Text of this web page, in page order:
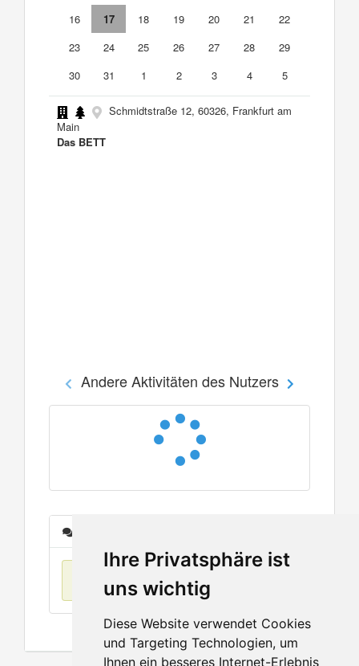
Ihre Privatsphäre ist
uns wichtig
Diese Website verwendet Cookies
und Targeting Technologien, um
Ihnen ein besseres Internet-Erlebnis
16
17 18 19 20 21
22
23
24 25 26 27 28
29
30
31 1 2 3 4 5
Schmidtstraße 12, 60326, Frankfurt am
Main
Das BETT
Andere Aktivitäten des Nutzers
Keine Einträge